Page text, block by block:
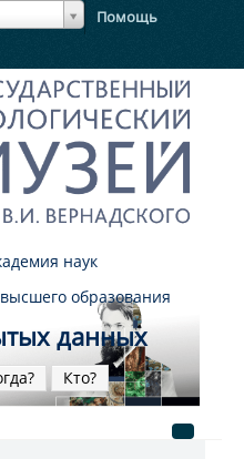
Помощь
наук
образования
данных
Кто?